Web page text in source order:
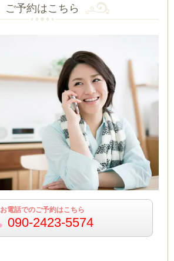
ご予約はこちら
お電話でのご予約はこちら
090-2423-5574